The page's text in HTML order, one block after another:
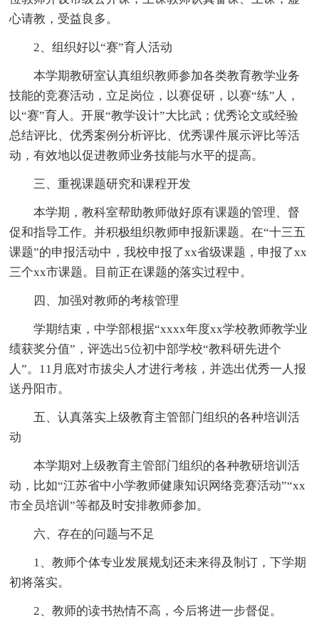
心请教，受益良多。
2、组织好以“赛”育人活动
本学期教研室认真组织教师参加各类教育教学业务
技能的竞赛活动，立足岗位，以赛促研，以赛“练”人，
以“赛”育人。开展“教学设计”大比武；优秀论文或经验
总结评比、优秀案例分析评比、优秀课件展示评比等活
动，有效地以促进教师业务技能与水平的提高。
三、重视课题研究和课程开发
本学期，教科室帮助教师做好原有课题的管理、督
促和指导工作。并积极组织教师申报新课题。在“十三五
课题”的申报活动中，我校申报了xx省级课题，申报了xx
三个xx市课题。目前正在课题的落实过程中。
四、加强对教师的考核管理
学期结束，中学部根据“xxxx年度xx学校教师教学业
绩获奖分值”，评选出5位初中部学校“教科研先进个
人”。11月底对市拔尖人才进行考核，并选出优秀一人报
送丹阳市。
五、认真落实上级教育主管部门组织的各种培训活
动
本学期对上级教育主管部门组织的各种教研培训活
动，比如“江苏省中小学教师健康知识网络竞赛活动”“xx
市全员培训”等都及时安排教师参加。
六、存在的问题与不足
1、教师个体专业发展规划还未来得及制订，下学期
初将落实。
2、教师的读书热情不高，今后将进一步督促。